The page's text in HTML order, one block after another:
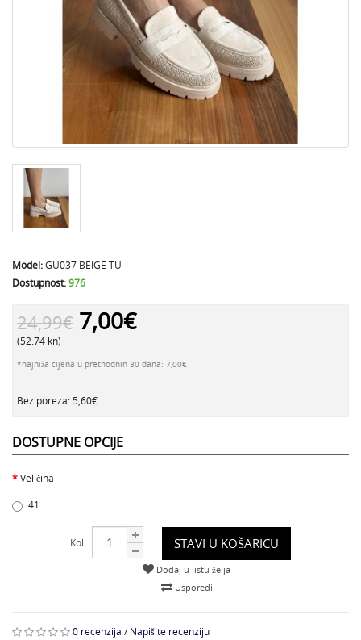
Model:GU037 BEIGE TU
Dostupnost:976
24,99€ 7,00€
(52.74 kn)
*najniža cijena u prethodnih 30 dana: 7,00€
Bez poreza: 5,60€
DOSTUPNE OPCIJE
Veličina
41
Kol STAVI U KOŠARICU
Dodaj u listu želja
Usporedi
0 recenzija / Napišite recenziju